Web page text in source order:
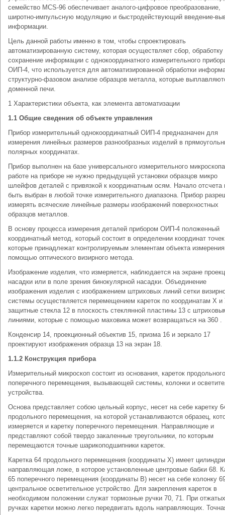
семейство MCS-96 обеспечивает аналого-цифровое преобразование,
широтно-импульсную модуляцию и быстродействующий введение-
информации.
Цель данной работы именно в том, чтобы спроектировать
автоматизированную систему, которая осуществляет сбор, обработку
сохранение информации с однокоординатного измерительного
ОИП-4, что используется для автоматизированной обработки
структурно-фазовом анализе образцов металла, которые
доменной печи.
1 Характеристики объекта, как элемента автоматизации
1.1 Общие сведения об объекте управления
Прибор измерительный однокоординатный ОИП-4 предназначен для
измерения линейных размеров разнообразных изделий в
полярных координатах.
Прибор выполнен на базе универсального измерительного
работе на приборе не нужно предыдущей установки образцов микро
шлейфов деталей с привязкой к координатным осям. Начало отсчета
быть выбран в любой точке измерительного диапазона. Прибор
измерять всяческие линейные размеры изображений поверхностных
образцов металлов.
В основу процесса измерения деталей прибором ОИП-4 положенный
координатный метод, который состоит в определении координат
которые принадлежат контролируемым элементам объекта
помощью оптического визирного метода.
Изображение изделия, что измеряется, наблюдается на экране
насадки или в поле зрения бинокулярной насадки. Объединение
изображения изделия с изображением штриховых линий сетки
системы осуществляется перемещением кареток по координатам Х и
защитные стекла 12 в плоскость стеклянной пластины 13 с
линиями, которые с помощью маховика может возвращаться на 360 .
Конденсир 14, проекционный объектив 15, призма 16 и зеркало 17
проектируют изображения образца 13 на экран 18.
1.1.2 Конструкция прибора
Измерительный микроскоп состоит из основания, кареток
поперечного перемещения, вызывающей системы, колонки и
устройства.
Основа представляет собою цельный корпус, несет на себе каретку
продольного перемещения, на которой устанавливаются образец,
измеряется и каретку поперечного перемещения. Направляющие и
представляют собой твердо закаленные треугольники, по которым
перемещаются точные шарикоподшипники кареток.
Каретка 64 продольного перемещения (координаты Х) имеет
направляющая ложе, в которое установленные центровые бабки 68.
65 поперечного перемещения (координаты В) несет на себе колонку
центральное осветительное устройство. Для закрепления кареток в
необходимом положении служат тормозные ручки 70, 71. При отжатых
ручках каретки можно легко передвигать вдоль направляющих.